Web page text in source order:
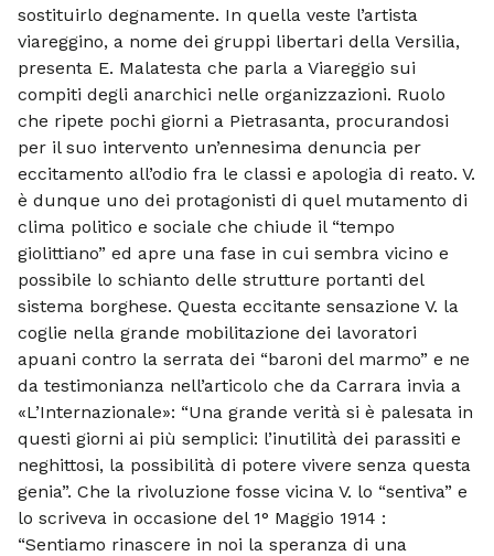
sostituirlo degnamente. In quella veste l’artista
viareggino, a nome dei gruppi libertari della Versilia,
presenta E. Malatesta che parla a Viareggio sui
compiti degli anarchici nelle organizzazioni. Ruolo
che ripete pochi giorni a Pietrasanta, procurandosi
per il suo intervento un’ennesima denuncia per
eccitamento all’odio fra le classi e apologia di reato. V.
è dunque uno dei protagonisti di quel mutamento di
clima politico e sociale che chiude il “tempo
giolittiano” ed apre una fase in cui sembra vicino e
possibile lo schianto delle strutture portanti del
sistema borghese. Questa eccitante sensazione V. la
coglie nella grande mobilitazione dei lavoratori
apuani contro la serrata dei “baroni del marmo” e ne
da testimonianza nell’articolo che da Carrara invia a
«L’Internazionale»: “Una grande verità si è palesata in
questi giorni ai più semplici: l’inutilità dei parassiti e
neghittosi, la possibilità di potere vivere senza questa
genia”. Che la rivoluzione fosse vicina V. lo “sentiva” e
lo scriveva in occasione del 1° Maggio 1914 :
“Sentiamo rinascere in noi la speranza di una